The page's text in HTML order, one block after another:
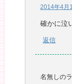
2014年4月
確かに泣
返信
名無しの